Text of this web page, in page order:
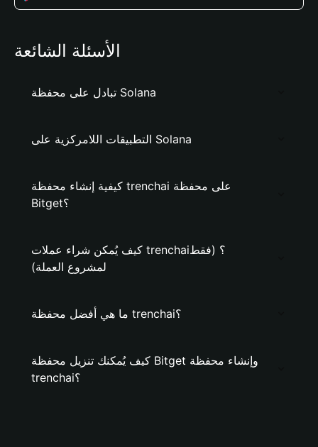
الأسئلة الشائعة
تبادل على محفظة Solana
التطبيقات اللامركزية على Solana
كيفية إنشاء محفظة trenchai على محفظة
Bitget؟
كيف يُمكن شراء عملات trenchai؟ (فقط
لمشروع العملة)
ما هي أفضل محفظة trenchai؟
كيف يُمكنك تنزيل محفظة Bitget وإنشاء محفظة
trenchai؟